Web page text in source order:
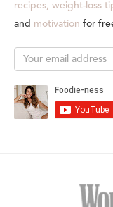
recipes, weight-loss
and motivation for